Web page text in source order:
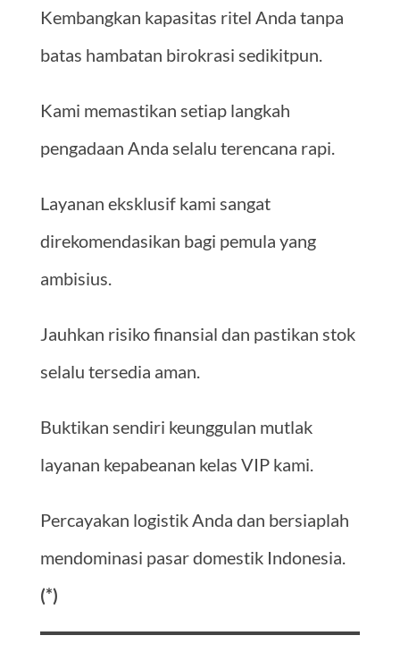
Kembangkan kapasitas ritel Anda tanpa
batas hambatan birokrasi sedikitpun.
Kami memastikan setiap langkah
pengadaan Anda selalu terencana rapi.
Layanan eksklusif kami sangat
direkomendasikan bagi pemula yang
ambisius.
Jauhkan risiko finansial dan pastikan stok
selalu tersedia aman.
Buktikan sendiri keunggulan mutlak
layanan kepabeanan kelas VIP kami.
Percayakan logistik Anda dan bersiaplah
mendominasi pasar domestik Indonesia.
(*)